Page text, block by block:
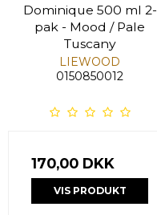
Dominique 500 ml 2-
pak - Mood / Pale
Tuscany
LIEWOOD
0150850012
170,00 DKK
VIS PRODUKT